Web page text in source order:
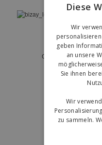
Copyright © 2026 -
Diese
Wir
geben
an unsere
Sie ihnen
Wir
zu sammeln.